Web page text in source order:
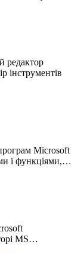
редактор
інструментів
Microsoft
і функціями,…
MS…